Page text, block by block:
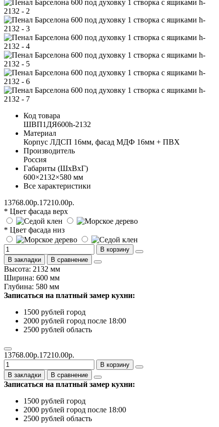
Код товара
ШВП1ДЯ600h-2132
Материал
Корпус ЛДСП 16мм, фасад МДФ 16мм + ПВХ
Производитель
Россия
Габариты (ШхВхГ)
600×2132×580 мм
Все характеристики
13768.00р.17210.00р.
* Цвет фасада верх
* Цвет фасада низ
В корзину
В закладки
В сравнение
Высота: 2132 мм
Ширина: 600 мм
Глубина: 580 мм
Записаться на платный замер кухни:
1500 рублей город
2000 рублей город после 18:00
2500 рублей область
13768.00р.17210.00р.
В корзину
В закладки
В сравнение
Записаться на платный замер кухни:
1500 рублей город
2000 рублей город после 18:00
2500 рублей область